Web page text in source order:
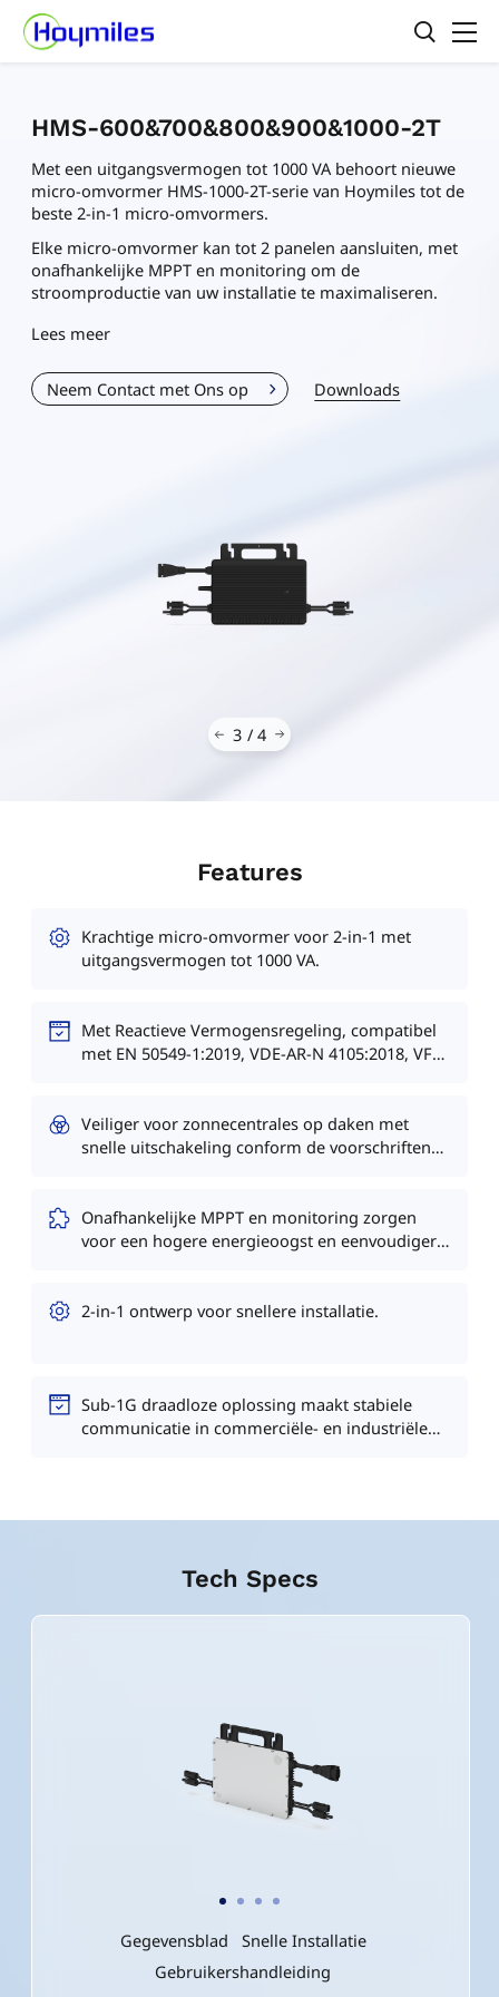
HMS-600&700&800&900&1000-2T
Met een uitgangsvermogen tot 1000 VA behoort nieuwe
micro-omvormer HMS-1000-2T-serie van Hoymiles tot de
beste 2-in-1 micro-omvormers.
Elke micro-omvormer kan tot 2 panelen aansluiten, met
onafhankelijke MPPT en monitoring om de
stroomproductie van uw installatie te maximaliseren.
Lees meer
Neem Contact met Ons op Downloads
3 / 4
Features
Krachtige micro-omvormer voor 2-in-1 met
uitgangsvermogen tot 1000 VA.
Met Reactieve Vermogensregeling, compatibel
met EN 50549-1:2019, VDE-AR-N 4105:2018, VFR
Veiliger voor zonnecentrales op daken met
snelle uitschakeling conform de voorschriften
Onafhankelijke MPPT en monitoring zorgen
voor een hogere energieoogst en eenvoudiger
2-in-1 ontwerp voor snellere installatie.
Sub-1G draadloze oplossing maakt stabiele
communicatie in commerciële- en industriële
Tech Specs
Gegevensblad
Snelle Installatie
Gebruikershandleiding